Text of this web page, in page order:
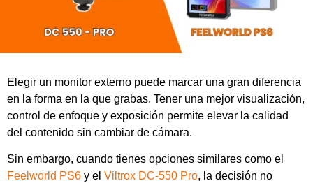
Elegir un monitor externo puede marcar una gran diferencia
en la forma en la que grabas. Tener una mejor visualización,
control de enfoque y exposición permite elevar la calidad
del contenido sin cambiar de cámara.
Sin embargo, cuando tienes opciones similares como el
Feelworld PS6 y el Viltrox DC-550 Pro, la decisión no